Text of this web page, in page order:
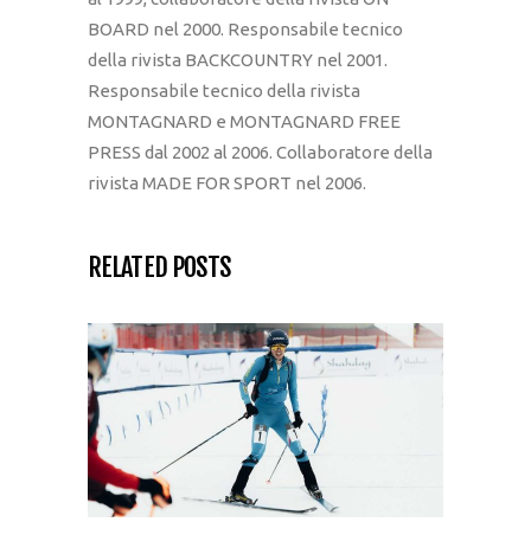
BOARD nel 2000. Responsabile tecnico
della rivista BACKCOUNTRY nel 2001.
Responsabile tecnico della rivista
MONTAGNARD e MONTAGNARD FREE
PRESS dal 2002 al 2006. Collaboratore della
rivista MADE FOR SPORT nel 2006.
RELATED POSTS